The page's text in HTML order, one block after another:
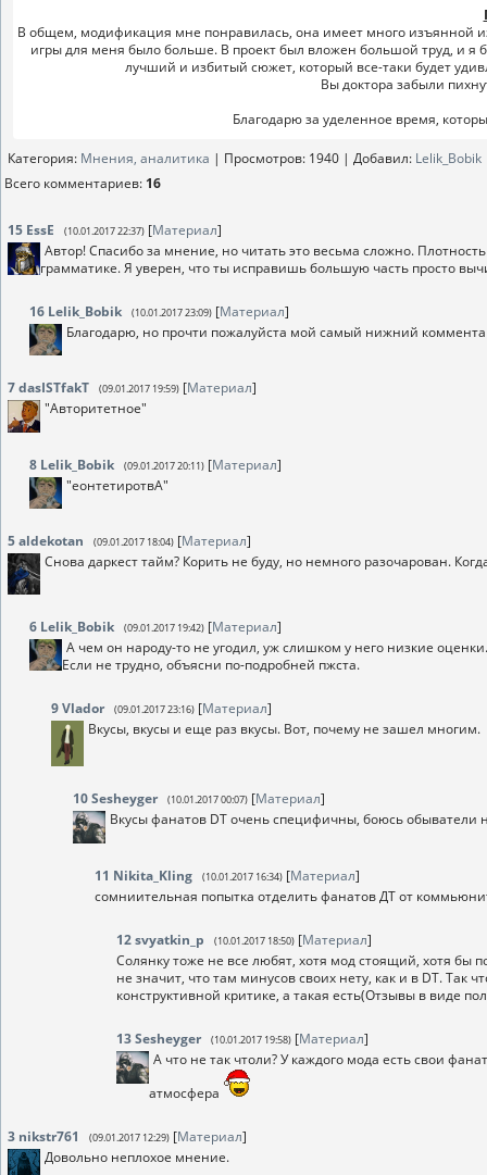
В общем, модификация мне понравилась, она имеет много изъянной
игры для меня было больше. В проект был вложен большой труд, и я
лучший и избитый сюжет, который все-таки будет
Вы доктора забыли
Благодарю за уделенное время,
Категория: Мнения, аналитика | Просмотров: 1940 | Добавил: Lelik_Bobik
Всего комментариев: 16
15 EssE (10.01.2017 22:37) [Материал]
Автор! Спасибо за мнение, но читать это весьма сложно.
грамматике. Я уверен, что ты исправишь большую часть просто
16 Lelik_Bobik (10.01.2017 23:09) [Материал]
Благодарю, но прочти пожалуйста мой самый нижний
7dasISTfakT (09.01.2017 19:59) [Материал]
"Авторитетное"
8 Lelik_Bobik (09.01.2017 20:11) [Материал]
"еонтетиротвА"
5aldekotan (09.01.2017 18:04) [Материал]
Снова даркест тайм? Корить не буду, но немного разочарован.
6 Lelik_Bobik (09.01.2017 19:42) [Материал]
А чем он народу-то не угодил, уж слишком у него низкие оценки.
Если не трудно, объясни по-подробней пжста.
9Vlador (09.01.2017 23:16) [Материал]
Вкусы, вкусы и еще раз вкусы. Вот, почему не зашел многим.
10Sesheyger (10.01.2017 00:07) [Материал]
Вкусы фанатов DT очень специфичны, боюсь обыватели
11 Nikita_Kling (10.01.2017 16:34) [Материал]
сомниительная попытка отделить фанатов ДТ от
12svyatkin_p (10.01.2017 18:50) [Материал]
Солянку тоже не все любят, хотя мод стоящий, хотя бы
не значит, что там минусов своих нету, как и в DT.
конструктивной критике, а такая есть(Отзывы в виде
13Sesheyger (10.01.2017 19:58) [Материал]
А что не так чтоли? У каждого мода есть свои
атмосфера
3 nikstr761 (09.01.2017 12:29) [Материал]
Довольно неплохое мнение.